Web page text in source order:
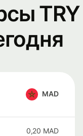
TRY
MAD
0,20 MAD